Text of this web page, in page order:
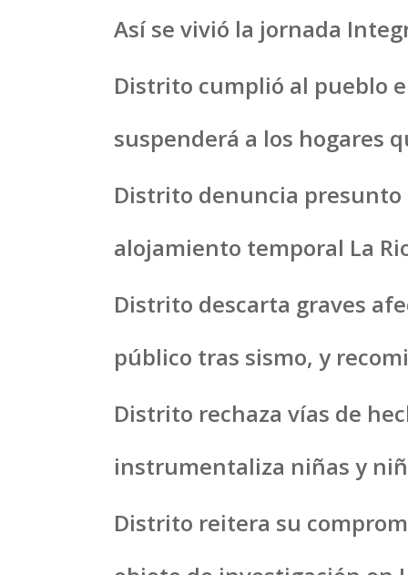
Así se vivió la jornada
Distrito cumplió al pueblo
suspenderá a los hogares
Distrito denuncia presunto
alojamiento temporal La
Distrito descarta graves
público tras sismo, y
Distrito rechaza vías de
instrumentaliza niñas y
Distrito reitera su